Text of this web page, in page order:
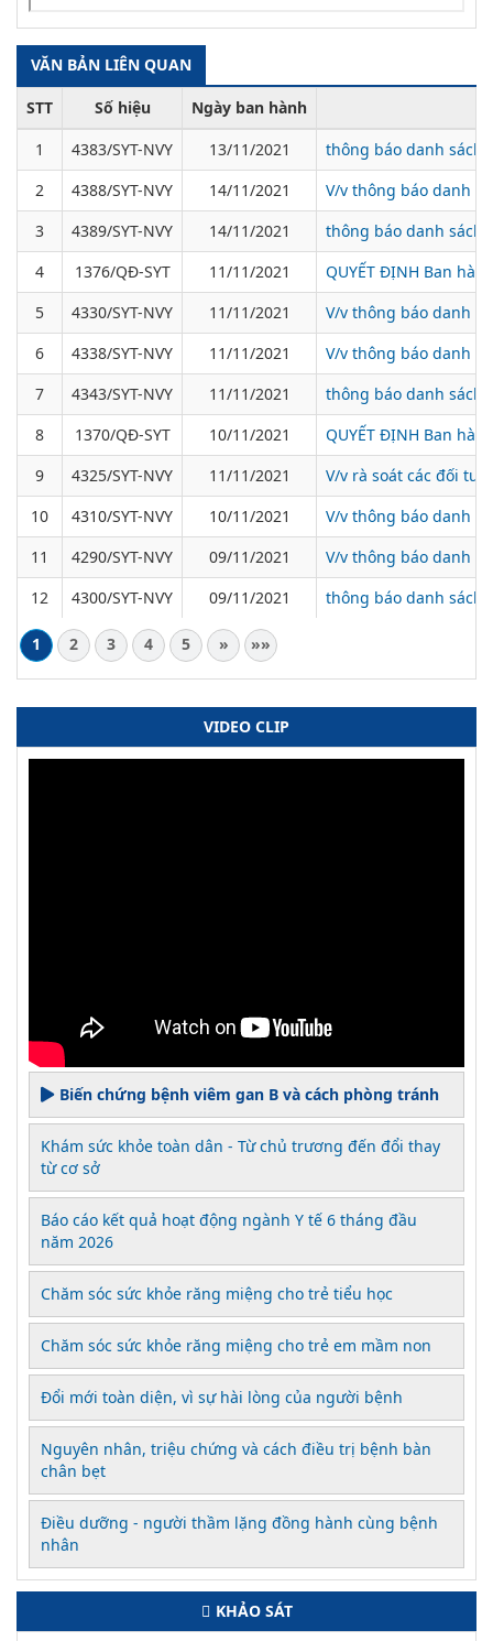
VĂN BẢN LIÊN QUAN
STT Số hiệu
Ngày ban hành
1
4383/SYT-NVY 13/11/2021
thông báo danh sách
2
4388/SYT-NVY 14/11/2021
V/v thông báo danh
3
4389/SYT-NVY 14/11/2021
thông báo danh sách
4
1376/QĐ-SYT 11/11/2021
QUYẾT ĐỊNH Ban
5
4330/SYT-NVY 11/11/2021
V/v thông báo danh
6
4338/SYT-NVY 11/11/2021
V/v thông báo danh
7
4343/SYT-NVY 11/11/2021
thông báo danh sách
8
1370/QĐ-SYT 10/11/2021
QUYẾT ĐỊNH Ban
9
4325/SYT-NVY 11/11/2021
V/v rà soát các đối
10
4310/SYT-NVY 10/11/2021
V/v thông báo danh
11
4290/SYT-NVY 09/11/2021
V/v thông báo danh
12
4300/SYT-NVY 09/11/2021 thông báo danh sách
1 2 3 4 5 » »»
VIDEO CLIP
Biến chứng bệnh viêm gan B và cách phòng tránh
Khám sức khỏe toàn dân - Từ chủ trương đến đổi thay
từ cơ sở
Báo cáo kết quả hoạt động ngành Y tế 6 tháng đầu
năm 2026
Chăm sóc sức khỏe răng miệng cho trẻ tiểu học
Chăm sóc sức khỏe răng miệng cho trẻ em mầm non
Đổi mới toàn diện, vì sự hài lòng của người bệnh
Nguyên nhân, triệu chứng và cách điều trị bệnh bàn
chân bẹt
Điều dưỡng - người thầm lặng đồng hành cùng bệnh
nhân
KHẢO SÁT